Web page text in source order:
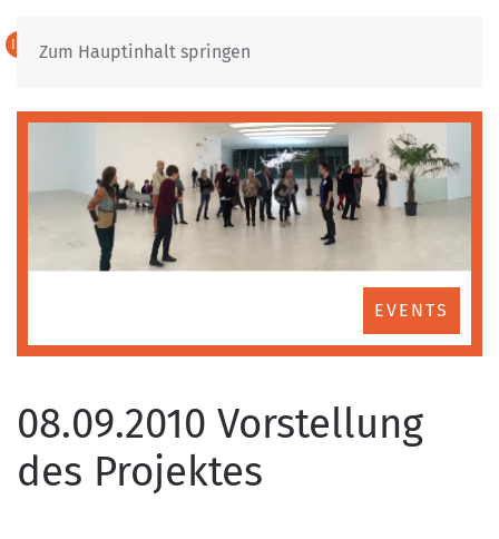
Zum Hauptinhalt springen
IT DE
EVENTS
08.09.2010 Vorstellung
des Projektes